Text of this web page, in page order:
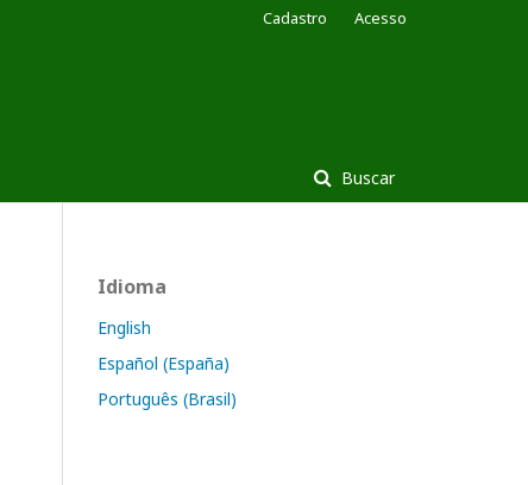
Buscar
Cadastro Acesso
Idioma
English
Español (España)
Português (Brasil)